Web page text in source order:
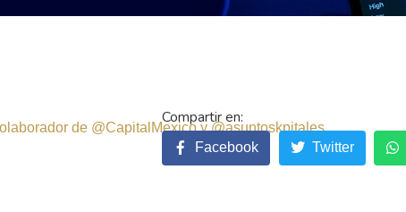
de @CapitalMexico y @asuntoskpitales
Facebook Twitter